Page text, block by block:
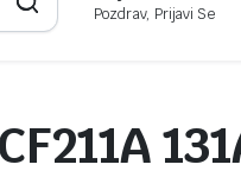
Pozdrav, Prijavi Se